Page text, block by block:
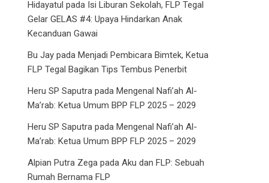
Hidayatul pada Isi Liburan Sekolah, FLP Tegal
Gelar GELAS #4: Upaya Hindarkan Anak
Kecanduan Gawai
Bu Jay padaMenjadi Pembicara Bimtek, Ketua
FLP Tegal Bagikan Tips Tembus Penerbit
Heru SP Saputra padaMengenal Nafi’ah Al-
Ma’rab: Ketua Umum BPP FLP 2025 – 2029
Heru SP Saputra padaMengenal Nafi’ah Al-
Ma’rab: Ketua Umum BPP FLP 2025 – 2029
Alpian Putra Zega padaAku dan FLP: Sebuah
Rumah Bernama FLP